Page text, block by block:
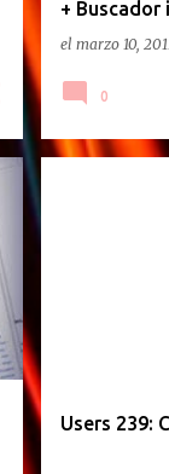
+
el marzo 10,
0
Users 239: